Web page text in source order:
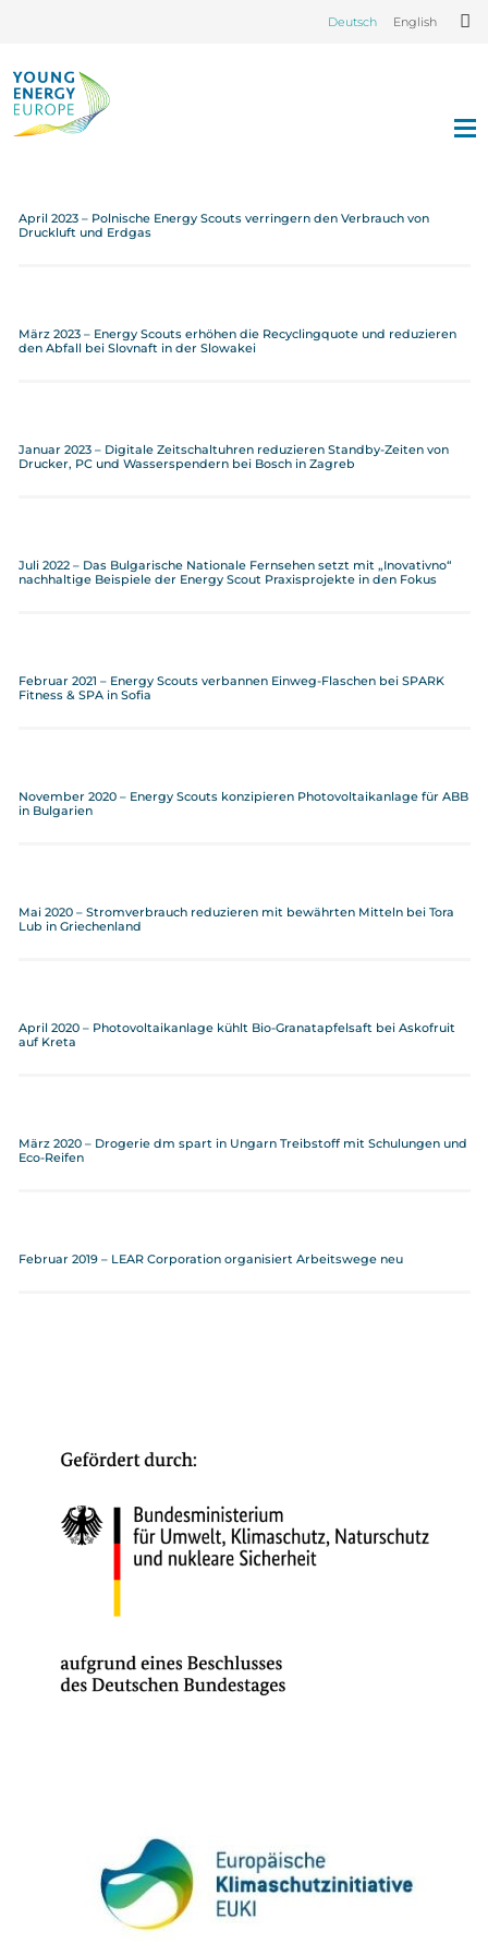
Deutsch English
April 2023 – Polnische Energy Scouts verringern den Verbrauch von
Druckluft und Erdgas
März 2023 – Energy Scouts erhöhen die Recyclingquote und reduzieren
den Abfall bei Slovnaft in der Slowakei
Januar 2023 – Digitale Zeitschaltuhren reduzieren Standby-Zeiten von
Drucker, PC und Wasserspendern bei Bosch in Zagreb
Juli 2022 – Das Bulgarische Nationale Fernsehen setzt mit „Inovativno“
nachhaltige Beispiele der Energy Scout Praxisprojekte in den Fokus
Februar 2021 – Energy Scouts verbannen Einweg-Flaschen bei SPARK
Fitness & SPA in Sofia
November 2020 – Energy Scouts konzipieren Photovoltaikanlage für ABB
in Bulgarien
Mai 2020 – Stromverbrauch reduzieren mit bewährten Mitteln bei Tora
Lub in Griechenland
April 2020 – Photovoltaikanlage kühlt Bio-Granatapfelsaft bei Askofruit
auf Kreta
März 2020 – Drogerie dm spart in Ungarn Treibstoff mit Schulungen und
Eco-Reifen
Februar 2019 – LEAR Corporation organisiert Arbeitswege neu